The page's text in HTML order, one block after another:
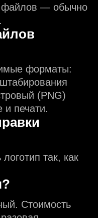
файлов — обычно
форматы:
(PNG)
и печати.
так, как
Стоимость